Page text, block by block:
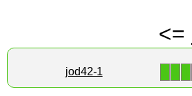
<=
jod42-1